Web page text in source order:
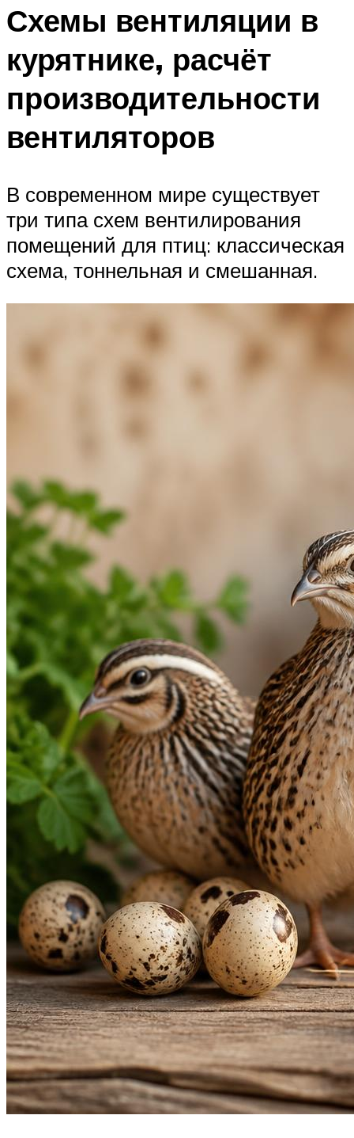
Схемы вентиляции в
курятнике, расчёт
производительности
вентиляторов
В современном мире существует
три типа схем вентилирования
помещений для птиц: классическая
схема, тоннельная и смешанная.